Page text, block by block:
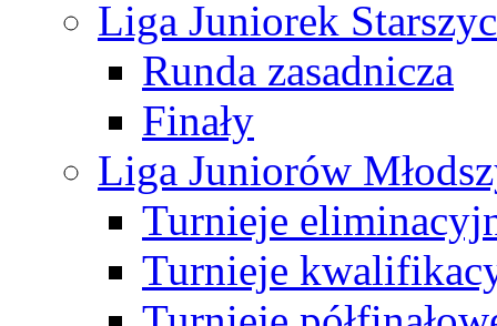
Liga Juniorek
Runda zasadnicza
Finały
Liga Juniorów
Turnieje
Turnieje